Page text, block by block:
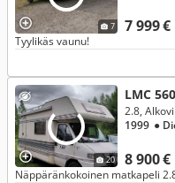
7 7 999 €
Tyylikäs vaunu!
20
LMC
8 900 €
2.8, Alkovi
1999 ●
Näppäränkokoinen matkapeli